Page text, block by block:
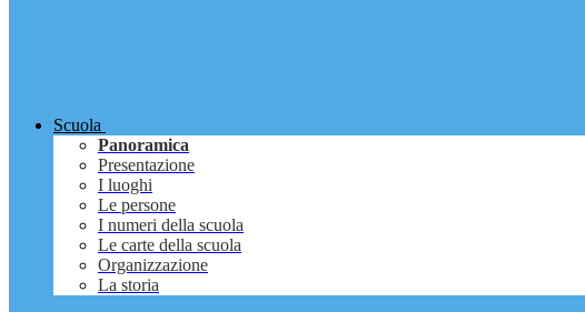
Scuola
Panoramica
Presentazione
I luoghi
Le persone
I numeri della scuola
Le carte della scuola
Organizzazione
La storia